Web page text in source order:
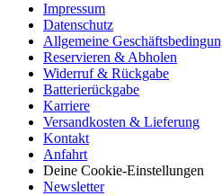
Impressum
Datenschutz
Allgemeine
Reservieren & Abholen
Widerruf & Rückgabe
Batterierückgabe
Karriere
Versandkosten & Lieferung
Kontakt
Anfahrt
Deine Cookie-Einstellungen
Newsletter